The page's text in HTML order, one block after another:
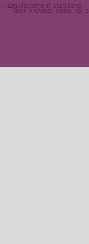
Your browser does not